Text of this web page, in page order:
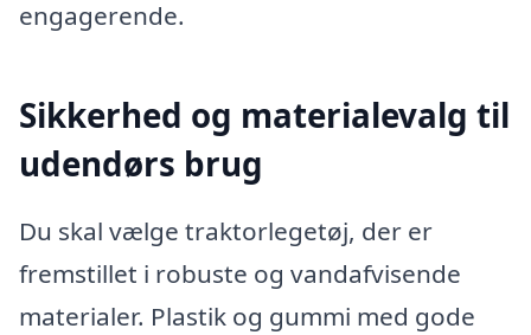
engagerende.
Sikkerhed og materialevalg til
udendørs brug
Du skal vælge traktorlegetøj, der er
fremstillet i robuste og vandafvisende
materialer. Plastik og gummi med gode